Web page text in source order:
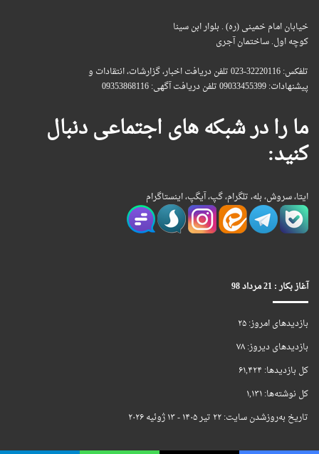
خیابان امام خمینی (ره) . بلوار ابن سینا
کوچه اول. ساختمان آجری
تلفکس: 32220116-023 تلفن دریافت اخبار، گزارشات، انتقادات و
پیشنهادات: 09033455399 تلفن دریافت آگهی: 09353868116
ما را در شبکه های اجتماعی دنبال
کنید:
ایتا، سروش، بله، تلگرام، گپ، آیگپ، اینستاگرام
آغاز بکار : 21 مرداد 98
بازدیدهای امروز:۲۵
بازدیدهای دیروز:۷۸
کل بازدیدها: ۶۱,۴۲۴
کل نوشته‌ها:۱,۱۳۱
تاریخ به‌روزشدن سایت:۲۲ تیر ۱۴۰۵ - ۱۳ ژوئیه ۲۰۲۶